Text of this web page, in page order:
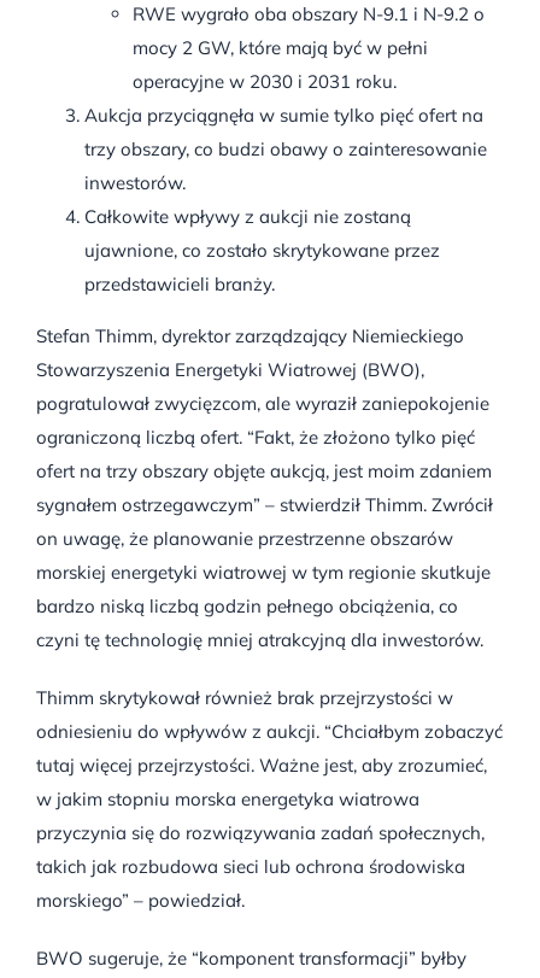
RWE wygrało oba obszary N-9.1 i N-9.2 o
mocy 2 GW, które mają być w pełni
operacyjne w 2030 i 2031 roku.
Aukcja przyciągnęła w sumie tylko pięć ofert na
trzy obszary, co budzi obawy o zainteresowanie
inwestorów.
Całkowite wpływy z aukcji nie zostaną
ujawnione, co zostało skrytykowane przez
przedstawicieli branży.
Stefan Thimm, dyrektor zarządzający Niemieckiego
Stowarzyszenia Energetyki Wiatrowej (BWO),
pogratulował zwycięzcom, ale wyraził zaniepokojenie
ograniczoną liczbą ofert. “Fakt, że złożono tylko pięć
ofert na trzy obszary objęte aukcją, jest moim zdaniem
sygnałem ostrzegawczym” – stwierdził Thimm. Zwrócił
on uwagę, że planowanie przestrzenne obszarów
morskiej energetyki wiatrowej w tym regionie skutkuje
bardzo niską liczbą godzin pełnego obciążenia, co
czyni tę technologię mniej atrakcyjną dla inwestorów.
Thimm skrytykował również brak przejrzystości w
odniesieniu do wpływów z aukcji. “Chciałbym zobaczyć
tutaj więcej przejrzystości. Ważne jest, aby zrozumieć,
w jakim stopniu morska energetyka wiatrowa
przyczynia się do rozwiązywania zadań społecznych,
takich jak rozbudowa sieci lub ochrona środowiska
morskiego” – powiedział.
BWO sugeruje, że “komponent transformacji” byłby